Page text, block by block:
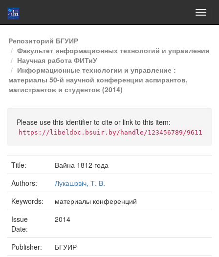
Skip
navigation
Репозиторий БГУИР
Факультет информационных технологий и управления
Научная работа ФИТиУ
Информационные технологии и управление :
материалы 50-й научной конференции аспирантов,
магистрантов и студентов (2014)
Please use this identifier to cite or link to this item:
https://libeldoc.bsuir.by/handle/123456789/9611
Title:
Вайна 1812 года
Authors:
Лукашэвіч, Т. В.
Keywords:
материалы конференций
Issue
Date:
2014
Publisher:
БГУИР